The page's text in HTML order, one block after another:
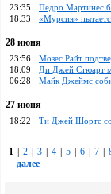
23:35 Педро Мартинес
18:33
«Мурсия»
28 июня
23:56 Мозес Райт
18:09
Ди Джей Стюарт
06:28
Майк Джеймс
27 июня
18:22 Ти Джей Шортс
1 2 3 4 5 6 7
далее